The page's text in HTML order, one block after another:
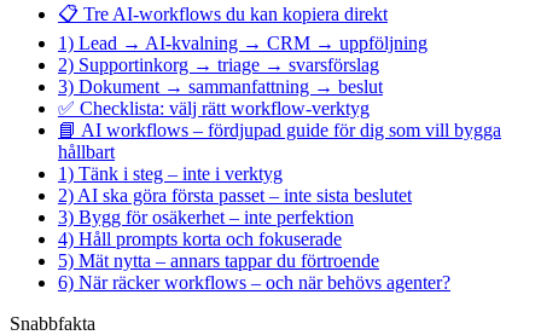
📋 Tre AI-workflows du kan kopiera direkt
1) Lead → AI-kvalning → CRM → uppföljning
2) Supportinkorg → triage → svarsförslag
3) Dokument → sammanfattning → beslut
✅ Checklista: välj rätt workflow-verktyg
📘 AI workflows – fördjupad guide för dig som vill bygga
hållbart
1) Tänk i steg – inte i verktyg
2) AI ska göra första passet – inte sista beslutet
3) Bygg för osäkerhet – inte perfektion
4) Håll prompts korta och fokuserade
5) Mät nytta – annars tappar du förtroende
6) När räcker workflows – och när behövs agenter?
Snabbfakta